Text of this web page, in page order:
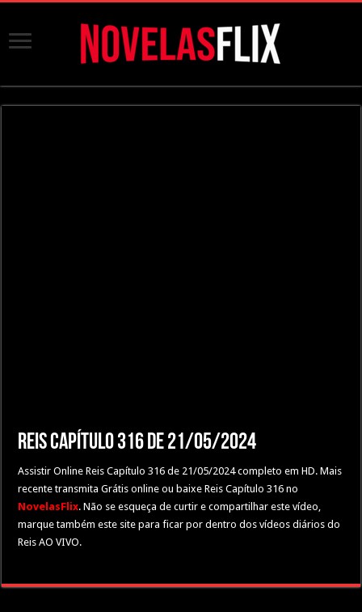
Reis Capítulo 316 de 21/05/2024
Assistir Online Reis Capítulo 316 de 21/05/2024 completo em HD. Mais
recente transmita Grátis online ou baixe Reis Capítulo 316 no
NovelasFlix. Não se esqueça de curtir e compartilhar este vídeo,
marque também este site para ficar por dentro dos vídeos diários do
Reis AO VIVO.